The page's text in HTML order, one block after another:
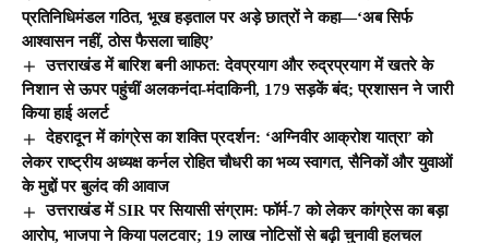
प्रतिनिधिमंडल गठित, भूख हड़ताल पर अड़े छात्रों ने कहा—‘अब सिर्फ
आश्वासन नहीं, ठोस फैसला चाहिए’
उत्तराखंड में बारिश बनी आफत: देवप्रयाग और रुद्रप्रयाग में खतरे के
निशान से ऊपर पहुंचीं अलकनंदा-मंदाकिनी, 179 सड़कें बंद; प्रशासन ने जारी
किया हाई अलर्ट
देहरादून में कांग्रेस का शक्ति प्रदर्शन: ‘अग्निवीर आक्रोश यात्रा’ को
लेकर राष्ट्रीय अध्यक्ष कर्नल रोहित चौधरी का भव्य स्वागत, सैनिकों और युवाओं
के मुद्दों पर बुलंद की आवाज
उत्तराखंड में SIR पर सियासी संग्राम: फॉर्म-7 को लेकर कांग्रेस का बड़ा
आरोप, भाजपा ने किया पलटवार; 19 लाख नोटिसों से बढ़ी चुनावी हलचल